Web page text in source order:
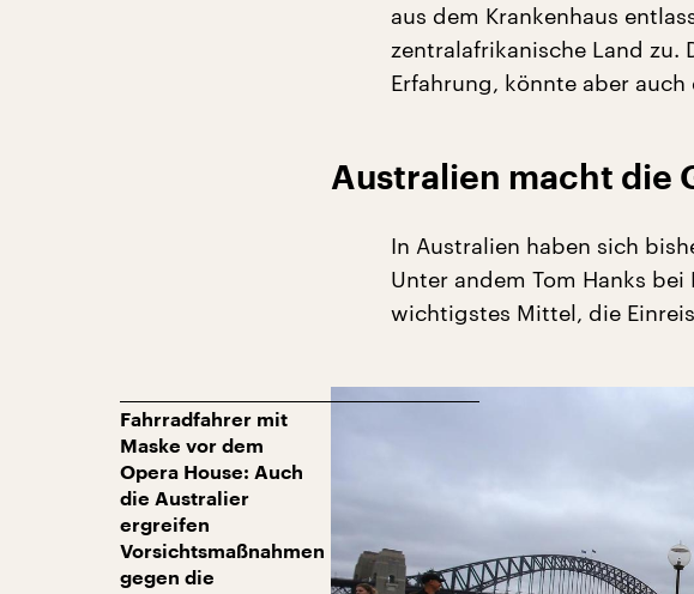
aus dem Krankenhaus
zentralafrikanische Land zu.
Erfahrung, könnte aber
Australien macht die
In Australien haben sich
Unter andem Tom Hanks
wichtigstes Mittel, die
Fahrradfahrer mit
Maske vor dem
Opera House: Auch
die Australier
ergreifen
Vorsichtsmaßnahmen
gegen die